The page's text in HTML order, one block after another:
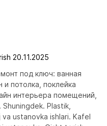
20.11.2025
под ключ: ванная
потолка, поклейка
интерьера помещений,
Plastik,
ustanovka ishlari. Kafel